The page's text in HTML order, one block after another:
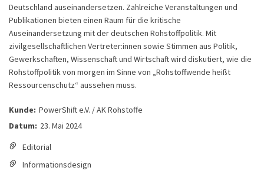
Deutschland auseinandersetzen. Zahlreiche Veranstaltungen und
Publikationen bieten einen Raum für die kritische
Auseinandersetzung mit der deutschen Rohstoffpolitik. Mit
zivilgesellschaftlichen Vertreter:innen sowie Stimmen aus Politik,
Gewerkschaften, Wissenschaft und Wirtschaft wird diskutiert, wie die
Rohstoffpolitik von morgen im Sinne von „Rohstoffwende heißt
Ressourcenschutz“ aussehen muss.
Kunde: PowerShift e.V. / AK Rohstoffe
Datum: 23. Mai 2024
Editorial
Informationsdesign